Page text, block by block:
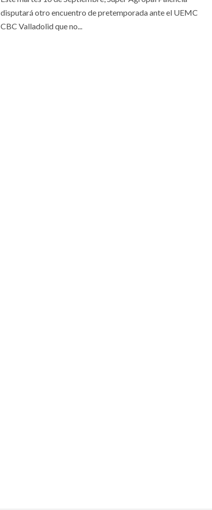
disputará otro encuentro de pretemporada ante el UEMC
CBC Valladolid que no...